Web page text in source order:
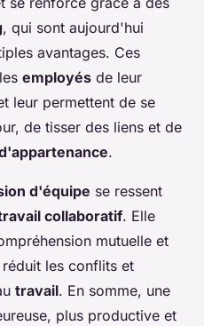
, qui sont aujourd'hui
avantages. Ces
employés de leur
leur permettent de se
de tisser des liens et de
.
d'équipe se ressent
collaboratif. Elle
mutuelle et
les conflits et
travail. En somme, une
plus productive et